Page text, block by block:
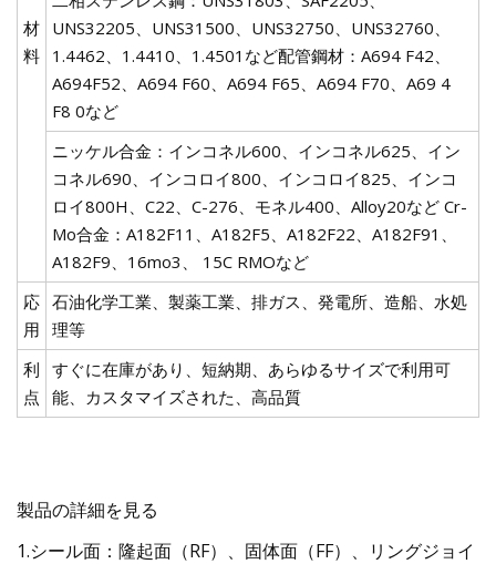
材
料
UNS32205、UNS31500、UNS32750、UNS32760、
1.4462、1.4410、1.4501など配管鋼材：A694 F42、
A694F52、A694 F60、A694 F65、A694 F70、A69 4
F8 0など
ニッケル合金：インコネル600、インコネル625、イン
コネル690、インコロイ800、インコロイ825、インコ
ロイ800H、C22、C-276、モネル400、Alloy20など Cr-
Mo合金：A182F11、A182F5、A182F22、A182F91、
A182F9、16mo3、 15C RMOなど
応
用
石油化学工業、製薬工業、排ガス、発電所、造船、水処
理等
利
点
すぐに在庫があり、短納期、あらゆるサイズで利用可
能、カスタマイズされた、高品質
製品の詳細を見る
1.シール面：隆起面（RF）、固体面（FF）、リングジョイ